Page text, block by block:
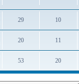
مواضيع
مشاركات
10
مواضيع
29
مشاركات
11
مواضيع
20
مشاركات
20
مواضيع
53
مشاركات